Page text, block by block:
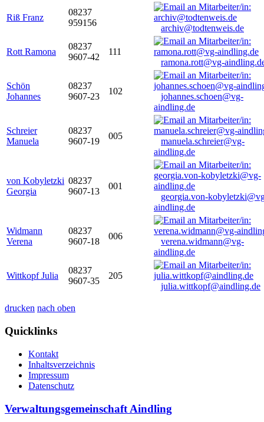
Riß Franz
08237
959156
archiv@todtenweis.de
Rott Ramona
08237
9607-42
111
ramona.rott@vg-
Schön
Johannes
08237
9607-23
102
johannes.schoen@vg-
aindling.de
Schreier
Manuela
08237
9607-19
005
manuela.schreier@vg-
aindling.de
von Kobyletzki
Georgia
08237
9607-13
001
georgia.von-
aindling.de
Widmann
Verena
08237
9607-18
006
verena.widmann@vg-
aindling.de
Wittkopf Julia
08237
9607-35
205
julia.wittkopf@aindling.de
drucken nach oben
Quicklinks
Kontakt
Inhaltsverzeichnis
Impressum
Datenschutz
Verwaltungsgemeinschaft Aindling